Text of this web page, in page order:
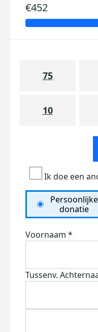
€452
75
10
Ik doe een
Persoonlijke
donatie
Voornaam *
Tussenv.